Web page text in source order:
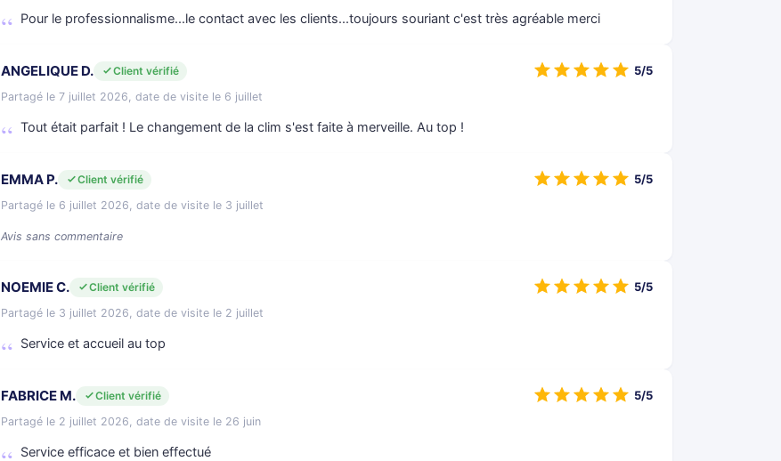
Pour le professionnalisme...le contact avec les clients...toujours souriant c'est très agréable merci
ANGELIQUE D.
Client vérifié
Partagé le 7 juillet 2026, date de visite le 6 juillet
Tout était parfait ! Le changement de la clim s'est faite à merveille. Au top !
5/5
EMMA P.
Client vérifié
Partagé le 6 juillet 2026, date de visite le 3 juillet
Avis sans commentaire
5/5
NOEMIE C.
Client vérifié
Partagé le 3 juillet 2026, date de visite le 2 juillet
Service et accueil au top
5/5
FABRICE M.
Client vérifié
Partagé le 2 juillet 2026, date de visite le 26 juin
Service efficace et bien effectué
5/5